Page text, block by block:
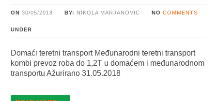
ON 30/05/2018 BY: NIKOLA MARJANOVIC NO COMMENTS
UNDER
Domaći teretni transport Međunarodni teretni transport
kombi prevoz roba do 1,2T u domaćem i međunarodnom
transportu Ažurirano 31.05.2018